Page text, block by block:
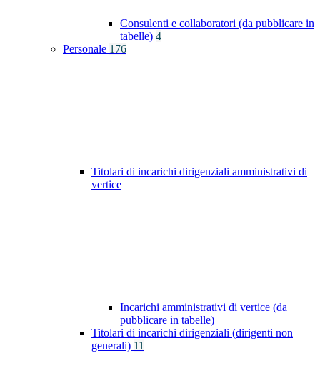
Consulenti e collaboratori (da pubblicare in
tabelle) 4
Personale 176
Titolari di incarichi dirigenziali amministrativi di
vertice
Incarichi amministrativi di vertice (da
pubblicare in tabelle)
Titolari di incarichi dirigenziali (dirigenti non
generali) 11